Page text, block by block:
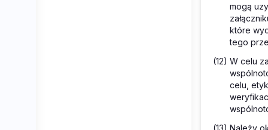
mogą
które
tego
(12) W celu
celu,
(13) Należy